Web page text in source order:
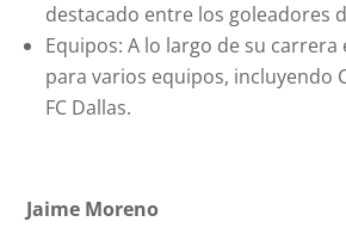
destacado entre los goleadores
Equipos: A lo largo de su carrera
para varios equipos, incluyendo
FC Dallas.
Jaime Moreno